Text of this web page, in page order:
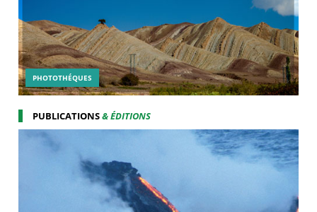
PHOTOTHÉQUES
PUBLICATIONS& ÉDITIONS